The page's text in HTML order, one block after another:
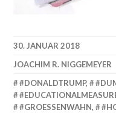
30. JANUAR 2018
JOACHIM R. NIGGEMEYER
#DONALDTRUMP,
#GROESSENWAHN,